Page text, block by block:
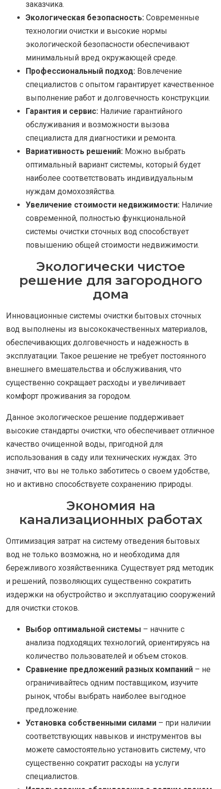
заказчика.
Экологическая безопасность: Современные
технологии очистки и высокие нормы
экологической безопасности обеспечивают
минимальный вред окружающей среде.
Профессиональный подход: Вовлечение
специалистов с опытом гарантирует качественное
выполнение работ и долговечность конструкции.
Гарантия и сервис: Наличие гарантийного
обслуживания и возможности вызова
специалиста для диагностики и ремонта.
Вариативность решений: Можно выбрать
оптимальный вариант системы, который будет
наиболее соответствовать индивидуальным
нуждам домохозяйства.
Увеличение стоимости недвижимости: Наличие
современной, полностью функциональной
системы очистки сточных вод способствует
повышению общей стоимости недвижимости.
Экологически чистое
решение для загородного
дома
Инновационные системы очистки бытовых сточных
вод выполнены из высококачественных материалов,
обеспечивающих долговечность и надежность в
эксплуатации. Такое решение не требует постоянного
внешнего вмешательства и обслуживания, что
существенно сокращает расходы и увеличивает
комфорт проживания за городом.
Данное экологическое решение поддерживает
высокие стандарты очистки, что обеспечивает отличное
качество очищенной воды, пригодной для
использования в саду или технических нуждах. Это
значит, что вы не только заботитесь о своем удобстве,
но и активно способствуете сохранению природы.
Экономия на
канализационных работах
Оптимизация затрат на систему отведения бытовых
вод не только возможна, но и необходима для
бережливого хозяйственника. Существует ряд методик
и решений, позволяющих существенно сократить
издержки на обустройство и эксплуатацию сооружений
для очистки стоков.
Выбор оптимальной системы – начните с
анализа подходящих технологий, ориентируясь на
количество пользователей и объем стоков.
Сравнение предложений разных компаний – не
ограничивайтесь одним поставщиком, изучите
рынок, чтобы выбрать наиболее выгодное
предложение.
Установка собственными силами – при наличии
соответствующих навыков и инструментов вы
можете самостоятельно установить систему, что
существенно сократит расходы на услуги
специалистов.